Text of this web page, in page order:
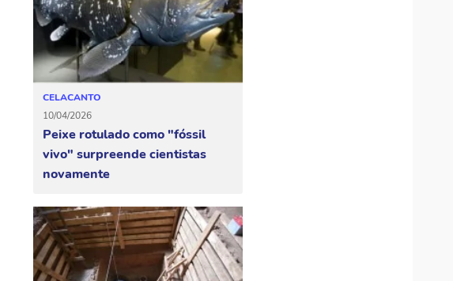
CELACANTO
10/04/2026
Peixe rotulado como "fóssil
vivo" surpreende cientistas
novamente